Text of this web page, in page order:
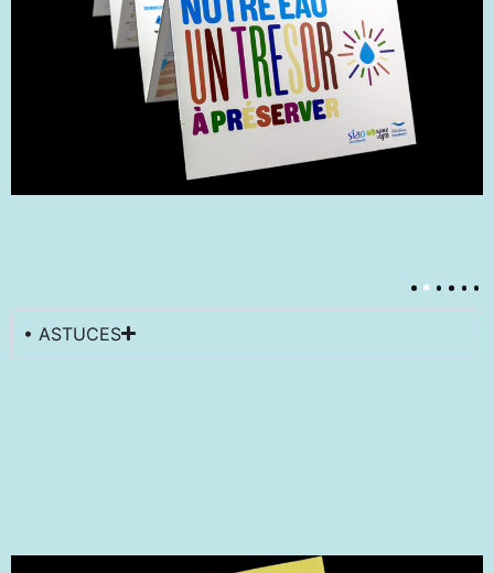
• ASTUCES